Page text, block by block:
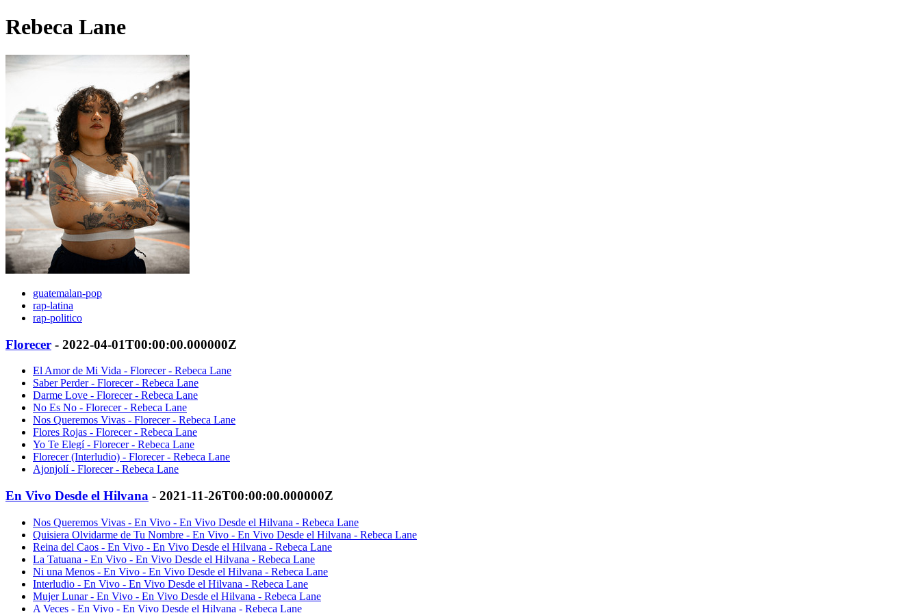
Rebeca Lane
guatemalan-pop
rap-latina
rap-politico
Florecer - 2022-04-01T00:00:00.000000Z
El Amor de Mi Vida - Florecer - Rebeca Lane
Saber Perder - Florecer - Rebeca Lane
Darme Love - Florecer - Rebeca Lane
No Es No - Florecer - Rebeca Lane
Nos Queremos Vivas - Florecer - Rebeca Lane
Flores Rojas - Florecer - Rebeca Lane
Yo Te Elegí - Florecer - Rebeca Lane
Florecer (Interludio) - Florecer - Rebeca Lane
Ajonjolí - Florecer - Rebeca Lane
En Vivo Desde el Hilvana - 2021-11-26T00:00:00.000000Z
Nos Queremos Vivas - En Vivo - En Vivo Desde el Hilvana - Rebeca Lane
Quisiera Olvidarme de Tu Nombre - En Vivo - En Vivo Desde el Hilvana - Rebeca Lane
Reina del Caos - En Vivo - En Vivo Desde el Hilvana - Rebeca Lane
La Tatuana - En Vivo - En Vivo Desde el Hilvana - Rebeca Lane
Ni una Menos - En Vivo - En Vivo Desde el Hilvana - Rebeca Lane
Interludio - En Vivo - En Vivo Desde el Hilvana - Rebeca Lane
Mujer Lunar - En Vivo - En Vivo Desde el Hilvana - Rebeca Lane
A Veces - En Vivo - En Vivo Desde el Hilvana - Rebeca Lane